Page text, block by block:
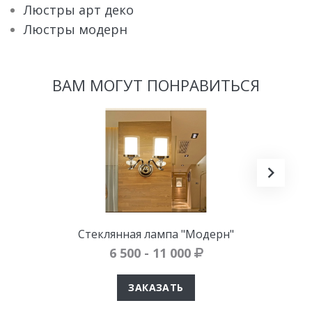
Люстры арт деко
Люстры модерн
ВАМ МОГУТ ПОНРАВИТЬСЯ
Стеклянная лампа "Модерн"
6 500 - 11 000
ЗАКАЗАТЬ